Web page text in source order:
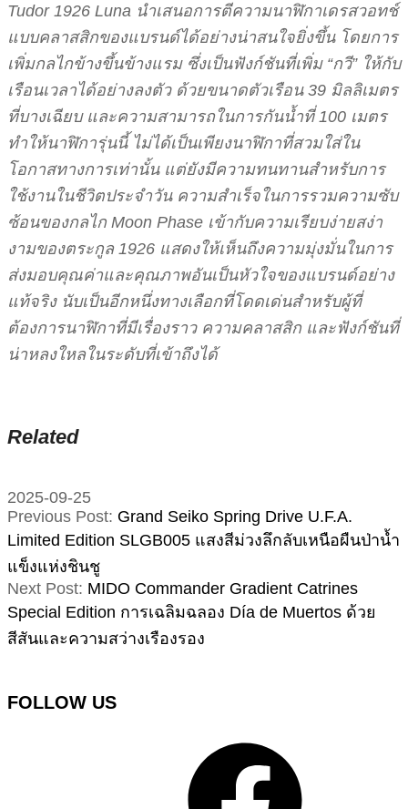
Tudor 1926 Luna นำเสนอการตีความนาฬิกาเดรสวอทช์
แบบคลาสสิกของแบรนด์ได้อย่างน่าสนใจยิ่งขึ้น โดยการ
เพิ่มกลไกข้างขึ้นข้างแรม ซึ่งเป็นฟังก์ชันที่เพิ่ม “กวี” ให้กับ
เรือนเวลาได้อย่างลงตัว ด้วยขนาดตัวเรือน 39 มิลลิเมตร
ที่บางเฉียบ และความสามารถในการกันน้ำที่ 100 เมตร
ทำให้นาฬิการุ่นนี้ ไม่ได้เป็นเพียงนาฬิกาที่สวมใส่ใน
โอกาสทางการเท่านั้น แต่ยังมีความทนทานสำหรับการ
ใช้งานในชีวิตประจำวัน ความสำเร็จในการรวมความซับ
ซ้อนของกลไก Moon Phase เข้ากับความเรียบง่ายสง่า
งามของตระกูล 1926 แสดงให้เห็นถึงความมุ่งมั่นในการ
ส่งมอบคุณค่าและคุณภาพอันเป็นหัวใจของแบรนด์อย่าง
แท้จริง นับเป็นอีกหนึ่งทางเลือกที่โดดเด่นสำหรับผู้ที่
ต้องการนาฬิกาที่มีเรื่องราว ความคลาสสิก และฟังก์ชันที่
น่าหลงใหลในระดับที่เข้าถึงได้
Related
2025-09-25
Previous Post: Grand Seiko Spring Drive U.F.A.
Limited Edition SLGB005 แสงสีม่วงลึกลับเหนือผืนป่าน้ำ
แข็งแห่งชินชู
Next Post: MIDO Commander Gradient Catrines
Special Edition การเฉลิมฉลอง Día de Muertos ด้วย
สีสันและความสว่างเรืองรอง
FOLLOW US